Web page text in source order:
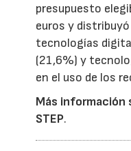
presupuesto
euros y
tecnologías
(21,6%) y
en el uso de los
Más
STEP.